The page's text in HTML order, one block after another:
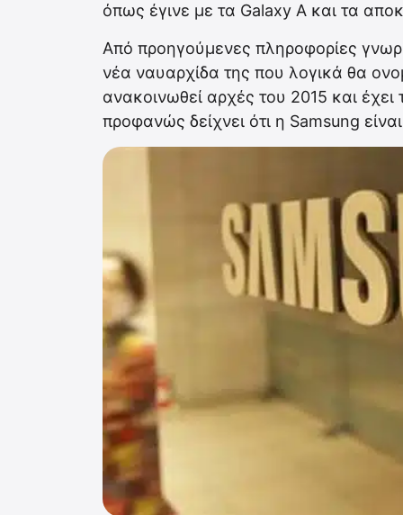
όπως έγινε με τα Galaxy A και τα
Από προηγούμενες πληροφορίες
νέα ναυαρχίδα της που λογικά θα
ανακοινωθεί αρχές του 2015 και
προφανώς δείχνει ότι η Samsung